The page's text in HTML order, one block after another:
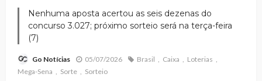
Nenhuma aposta acertou as seis dezenas do
concurso 3.027; próximo sorteio será na terça-feira
(7)
Go Notícias 05/07/2026 Brasil Caixa
Loterias
Mega-Sena
Sorte Sorteio